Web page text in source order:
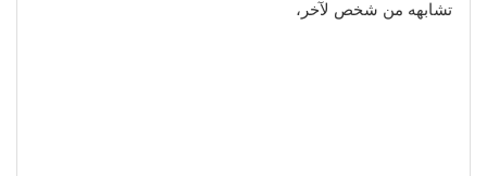
تشابهه من شخص لآخر،